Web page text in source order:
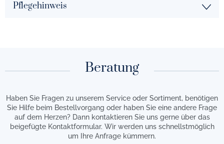
Pflegehinweis
Beratung
Haben Sie Fragen zu unserem Service oder Sortiment, benötigen
Sie Hilfe beim Bestellvorgang oder haben Sie eine andere Frage
auf dem Herzen? Dann kontaktieren Sie uns gerne über das
beigefügte Kontaktformular. Wir werden uns schnellstmöglich
um Ihre Anfrage kümmern.